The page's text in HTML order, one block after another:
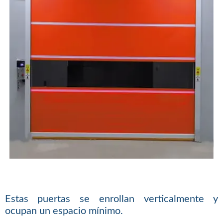
Estas puertas se enrollan verticalmente y
ocupan un espacio mínimo.